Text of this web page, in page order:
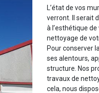
L’état de vos
verront. Il serait
à l’esthétique
nettoyage de
Pour conserver
ses alentours,
structure. Nos
travaux de
cela, nous